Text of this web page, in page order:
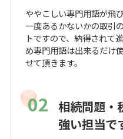
ややこしい専門用語が飛
一度あるかないかの取引
トですので、納得されて
め専門用語は出来るだけ
せて頂きます。
02 相続問題・
強い担当で